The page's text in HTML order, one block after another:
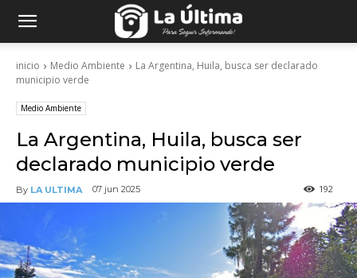
inicio Medio Ambiente
La Argentina, Huila, busca ser declarado
municipio verde
Medio Ambiente
La Argentina, Huila, busca ser
declarado municipio verde
By LA ULTIMA 07 jun 2025 192